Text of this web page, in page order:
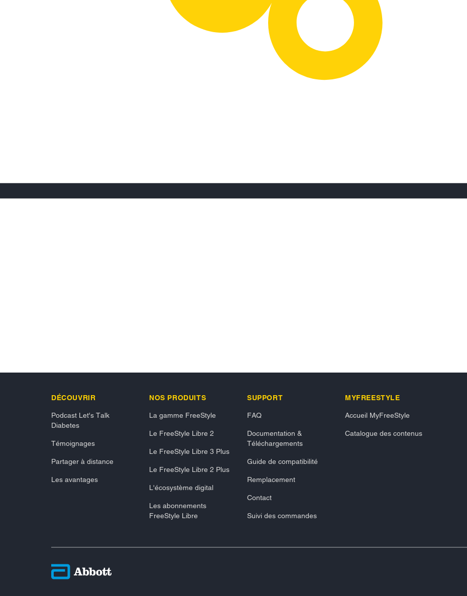
DÉCOUVRIR
Podcast Let's Talk
Diabetes
Témoignages
Partager à distance
Les avantages
NOS PRODUITS
La gamme FreeStyle
Le FreeStyle Libre 2
Le FreeStyle Libre 3 Plus
Le FreeStyle Libre 2 Plus
L'écosystème digital
Les abonnements
FreeStyle Libre
SUPPORT
FAQ
Documentation &
Téléchargements
Guide de compatibilité
Remplacement
Contact
Suivi des commandes
MYFREESTYLE
Accueil MyFreeStyle
Catalogue des contenus